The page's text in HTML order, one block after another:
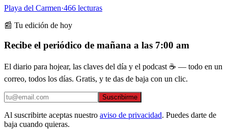
Playa del Carmen·466 lecturas
📰 Tu edición de hoy
Recibe el periódico de mañana a las 7:00 am
El diario para hojear, las claves del día y el podcast ☕ — todo en un
correo, todos los días. Gratis, y te das de baja con un clic.
Suscribirme
Al suscribirte aceptas nuestro aviso de privacidad. Puedes darte de
baja cuando quieras.